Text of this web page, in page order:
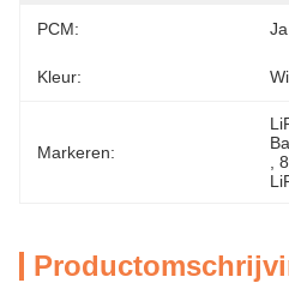
PCM: Ja
Kleur:
Markeren: